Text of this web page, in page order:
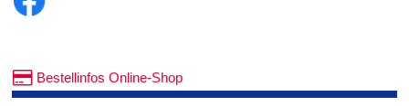
Bestellinfos Online-Shop